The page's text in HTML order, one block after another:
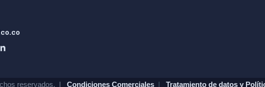
reservados. | Condiciones Comerciales| Tratamiento de datos y